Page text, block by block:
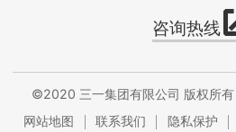
咨询热线
©2020 三一集团有限公司 版权所有
网站地图
联系我们 隐私保护